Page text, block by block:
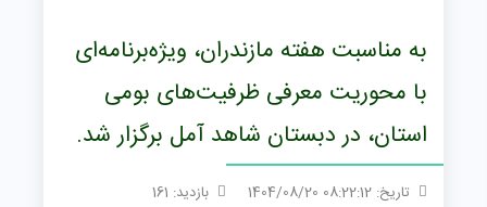
به مناسبت هفته مازندران، ویژه‌برنامه‌ای
با محوریت معرفی ظرفیت‌های بومی
استان، در دبستان شاهد آمل برگزار شد.
تاریخ: 08:22:12 1404/08/20 بازدید: 161